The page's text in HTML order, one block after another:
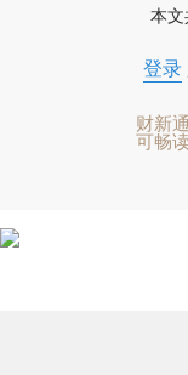
本文
登录
财新
可畅